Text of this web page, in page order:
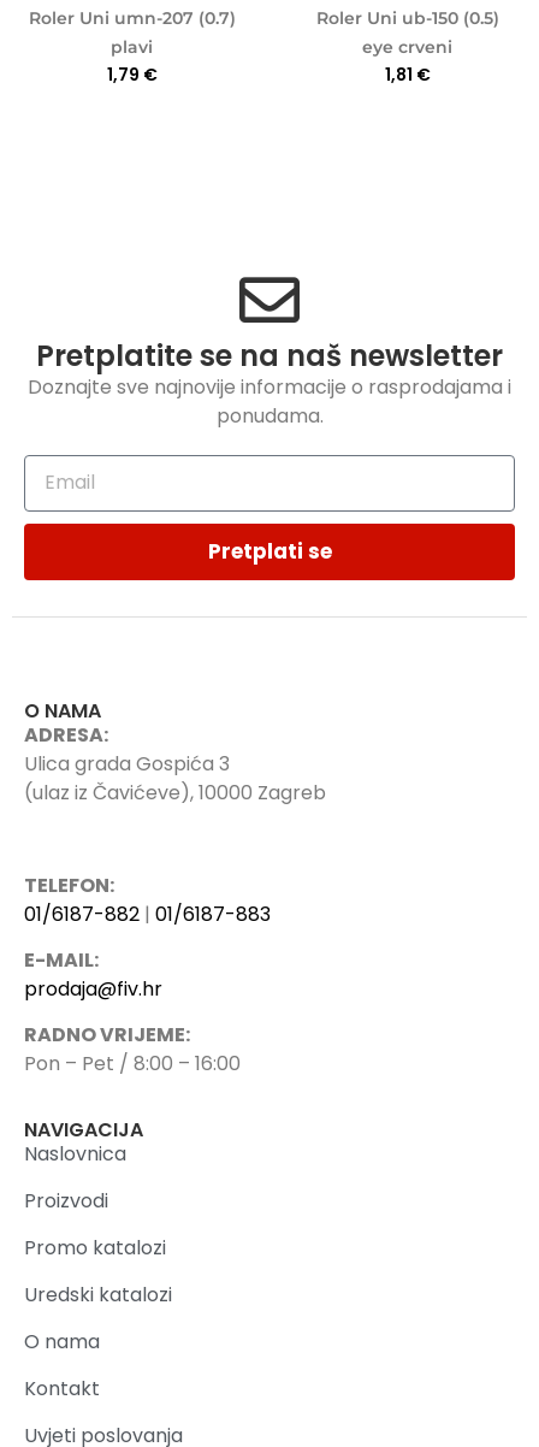
Roler Uni umn-207 (0.7)
plavi
1,79 €
Roler Uni ub-150 (0.5)
eye crveni
1,81 €
Pretplatite se na naš newsletter
Doznajte sve najnovije informacije o rasprodajama i
ponudama.
Pretplati se
O NAMA
ADRESA:
Ulica grada Gospića 3
(ulaz iz Čavićeve), 10000 Zagreb
TELEFON:
01/6187-882 | 01/6187-883
E-MAIL:
prodaja@fiv.hr
RADNO VRIJEME:
Pon – Pet / 8:00 – 16:00
NAVIGACIJA
Naslovnica
Proizvodi
Promo katalozi
Uredski katalozi
O nama
Kontakt
Uvjeti poslovanja